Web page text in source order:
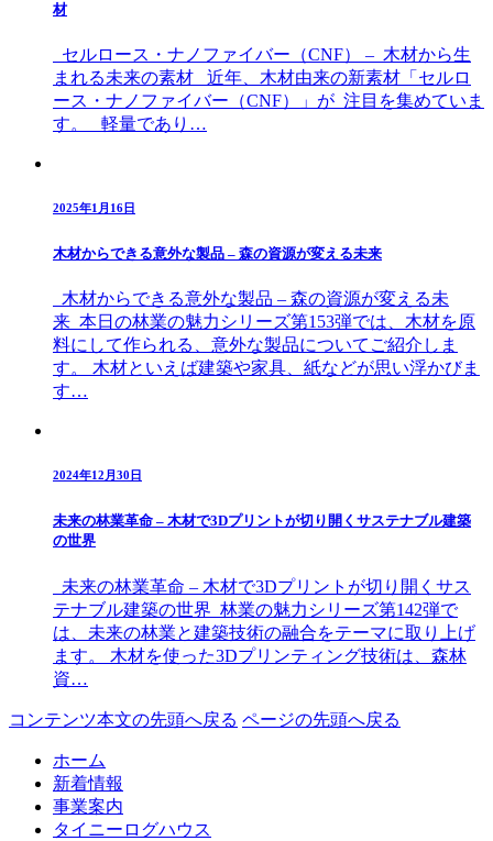
材
セルロース・ナノファイバー（CNF） – 木材から生
まれる未来の素材 近年、木材由来の新素材「セルロ
ース・ナノファイバー（CNF）」が 注目を集めていま
す。 軽量であり…
2025年1月16日
木材からできる意外な製品 – 森の資源が変える未来
木材からできる意外な製品 – 森の資源が変える未
来 本日の林業の魅力シリーズ第153弾では、木材を原
料にして作られる、意外な製品についてご紹介しま
す。 木材といえば建築や家具、紙などが思い浮かびま
す…
2024年12月30日
未来の林業革命 – 木材で3Dプリントが切り開くサステナブル建築
の世界
未来の林業革命 – 木材で3Dプリントが切り開くサス
テナブル建築の世界 林業の魅力シリーズ第142弾で
は、未来の林業と建築技術の融合をテーマに取り上げ
ます。 木材を使った3Dプリンティング技術は、森林
資…
コンテンツ本文の先頭へ戻る ページの先頭へ戻る
ホーム
新着情報
事業案内
タイニーログハウス